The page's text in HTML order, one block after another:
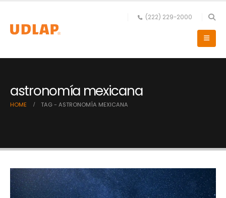
(222) 229-2000
astronomía mexicana
HOME TAG - ASTRONOMÍA MEXICANA